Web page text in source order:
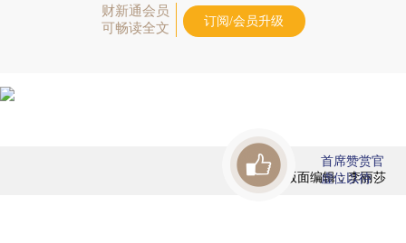
财新通会员
可畅读全文
订阅/会员升级
版面编辑：李丽莎
首席赞赏官
虚位以待